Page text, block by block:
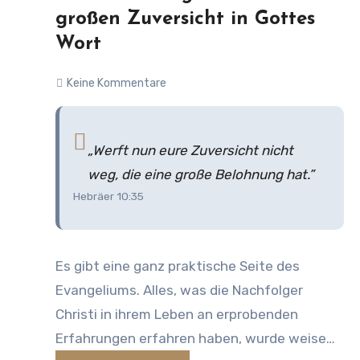
28:18) Durch diese Macht wird Jesus der
oberste Herrscher einer weltweiten
Funktionieren er verantwortlich ist: „Die
Herrschaft ruht auf seiner Schulter.“
großen Zuversicht in Gottes
Wort
Keine Kommentare
„Werft nun eure Zuversicht nicht
weg, die eine große Belohnung hat.”
Hebräer 10:35
Es gibt eine ganz praktische Seite des
Evangeliums. Alles, was die Nachfolger
Christi in ihrem Leben an erprobenden
Erfahrungen erfahren haben, wurde weise